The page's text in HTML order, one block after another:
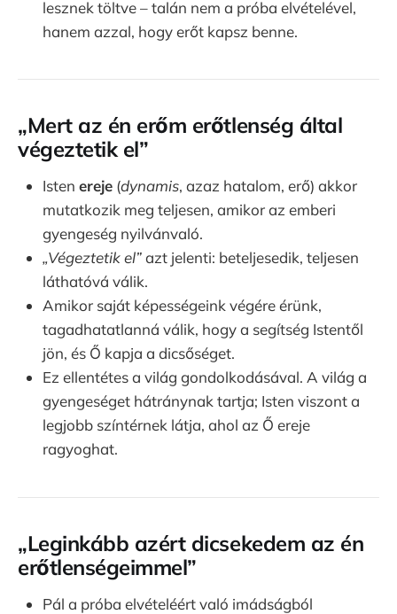
lesznek töltve – talán nem a próba elvételével,
hanem azzal, hogy erőt kapsz benne.
„Mert az én erőm erőtlenség által
végeztetik el”
Isten ereje (dynamis, azaz hatalom, erő) akkor
mutatkozik meg teljesen, amikor az emberi
gyengeség nyilvánvaló.
„Végeztetik el”azt jelenti: beteljesedik, teljesen
láthatóvá válik.
Amikor saját képességeink végére érünk,
tagadhatatlanná válik, hogy a segítség Istentől
jön, és Ő kapja a dicsőséget.
Ez ellentétes a világ gondolkodásával. A világ a
gyengeséget hátránynak tartja; Isten viszont a
legjobb színtérnek látja, ahol az Ő ereje
ragyoghat.
„Leginkább azért dicsekedem az én
erőtlenségeimmel”
Pál a próba elvételéért való imádságból